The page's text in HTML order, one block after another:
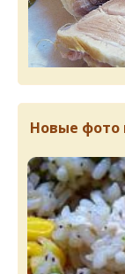
Новые фото